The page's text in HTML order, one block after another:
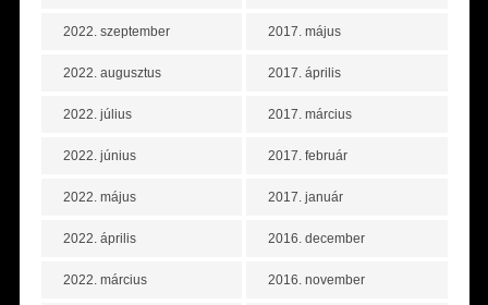
2022. szeptember
2022. augusztus
2022. július
2022. június
2022. május
2022. április
2022. március
2017. május
2017. április
2017. március
2017. február
2017. január
2016. december
2016. november